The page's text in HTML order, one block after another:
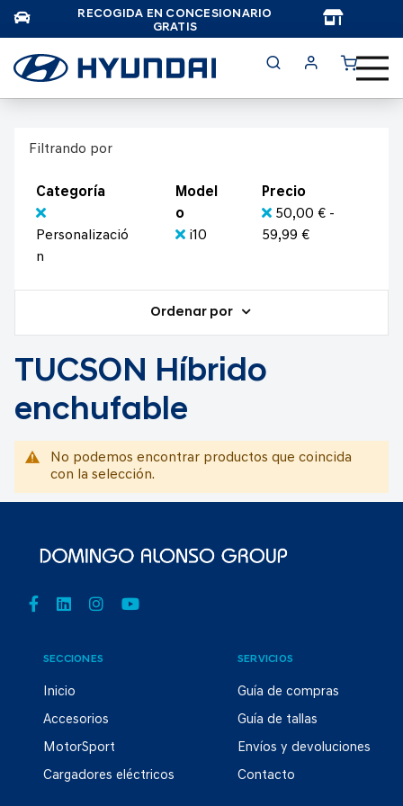
RECOGIDA EN CONCESIONARIO
GRATIS
Filtrando por
Categoría
Personalizació
n
Model
o
i10
Precio
50,00 € -
59,99 €
Ordenar por
TUCSON Híbrido
enchufable
No podemos encontrar productos que coincida
con la selección.
SECCIONES
Inicio
Accesorios
MotorSport
Cargadores eléctricos
SERVICIOS
Guía de compras
Guía de tallas
Envíos y devoluciones
Contacto